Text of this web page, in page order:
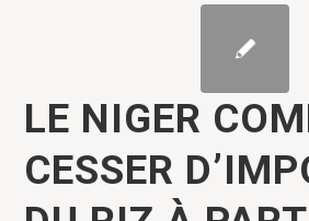
LE NIGER
CESSER